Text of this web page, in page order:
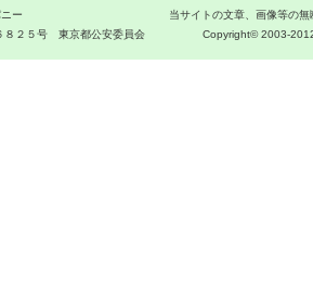
当サイトの文章、画像等の
Copyright© 2003-
ー
８２５号 東京都公安委員会